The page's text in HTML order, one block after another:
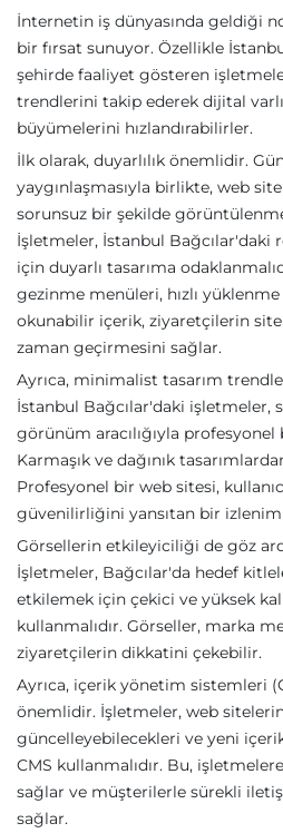
İnternetin iş dünyasında geldiği
bir fırsat sunuyor. Özellikle
şehirde faaliyet gösteren
trendlerini takip ederek dijital
büyümelerini hızlandırabilirler.
İlk olarak, duyarlılık önemlidir.
yaygınlaşmasıyla birlikte, web
sorunsuz bir şekilde
İşletmeler, İstanbul Bağcılar'daki
için duyarlı tasarıma
gezinme menüleri, hızlı
okunabilir içerik, ziyaretçilerin
zaman geçirmesini sağlar.
Ayrıca, minimalist tasarım
İstanbul Bağcılar'daki işletmeler,
görünüm aracılığıyla
Karmaşık ve dağınık
Profesyonel bir web sitesi,
güvenilirliğini yansıtan bir
Görsellerin etkileyiciliği de göz
İşletmeler, Bağcılar'da hedef
etkilemek için çekici ve yüksek
kullanmalıdır. Görseller, marka
ziyaretçilerin dikkatini çekebilir.
Ayrıca, içerik yönetim sistemleri
önemlidir. İşletmeler, web
güncelleyebilecekleri ve yeni
CMS kullanmalıdır. Bu,
sağlar ve müşterilerle sürekli
sağlar.